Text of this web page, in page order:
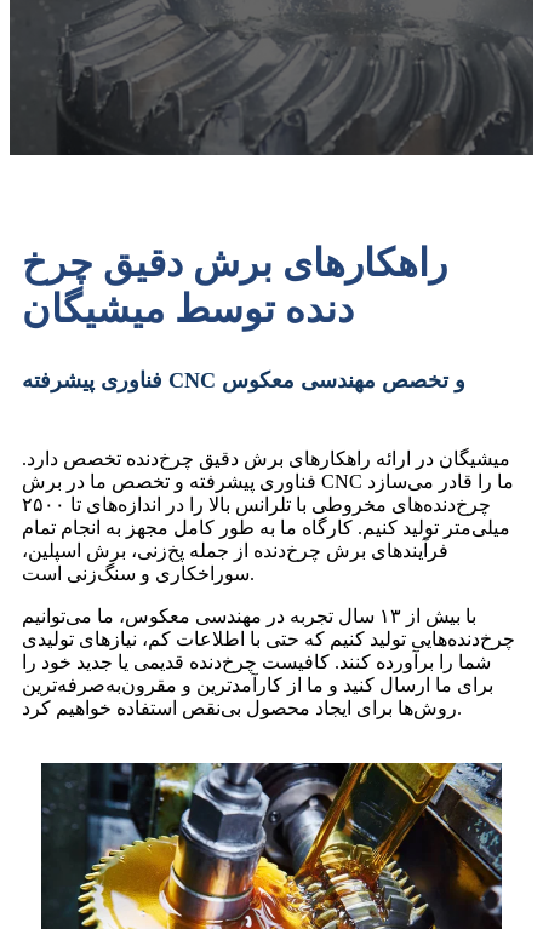
راهکارهای برش دقیق چرخ
دنده توسط میشیگان
فناوری پیشرفته CNC و تخصص مهندسی معکوس
میشیگان در ارائه راهکارهای برش دقیق چرخ‌دنده تخصص دارد.
فناوری پیشرفته و تخصص ما در برش CNC ما را قادر می‌سازد
چرخ‌دنده‌های مخروطی با تلرانس بالا را در اندازه‌های تا ۲۵۰۰
میلی‌متر تولید کنیم. کارگاه ما به طور کامل مجهز به انجام تمام
فرآیندهای برش چرخ‌دنده از جمله پخ‌زنی، برش اسپلین،
سوراخکاری و سنگ‌زنی است.
با بیش از ۱۳ سال تجربه در مهندسی معکوس، ما می‌توانیم
چرخ‌دنده‌هایی تولید کنیم که حتی با اطلاعات کم، نیازهای تولیدی
شما را برآورده کنند. کافیست چرخ‌دنده قدیمی یا جدید خود را
برای ما ارسال کنید و ما از کارآمدترین و مقرون‌به‌صرفه‌ترین
روش‌ها برای ایجاد محصول بی‌نقص استفاده خواهیم کرد.